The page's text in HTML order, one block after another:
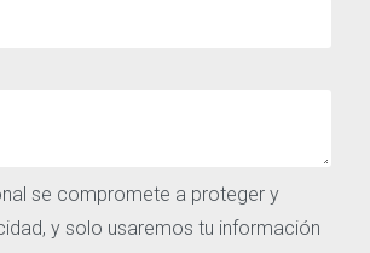
se compromete a proteger y
y solo usaremos tu información